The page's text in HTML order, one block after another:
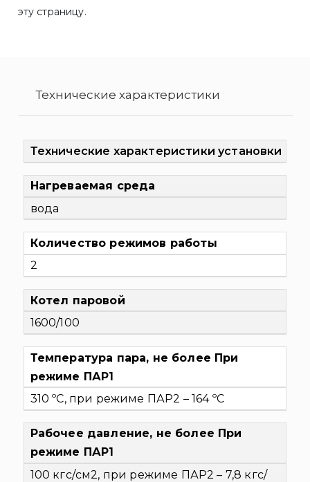
эту страницу.
Технические характеристики
Технические характеристики установки
Нагреваемая среда
вода
Количество режимов работы
2
Котел паровой
1600/100
Температура пара, не более При
режиме ПАР1
310 ºС, при режиме ПАР2 – 164 ºС
Рабочее давление, не более При
режиме ПАР1
100 кгс/см2, при режиме ПАР2 – 7,8 кгс/